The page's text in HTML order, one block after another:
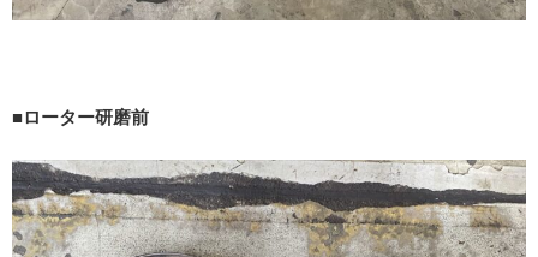
■ローター研磨前